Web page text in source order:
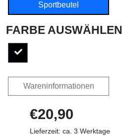
Sportbeutel
FARBE AUSWÄHLEN
Wareninformationen
€20,90
Lieferzeit: ca. 3 Werktage